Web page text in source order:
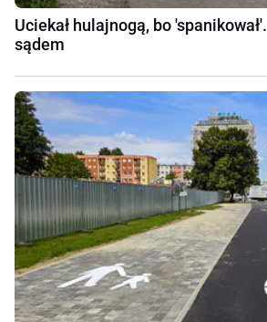
Uciekał hulajnogą, bo
sądem